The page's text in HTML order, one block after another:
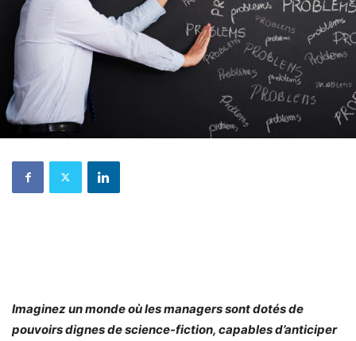
Imaginez un monde où les managers sont dotés de
pouvoirs dignes de science-fiction, capables d’anticiper